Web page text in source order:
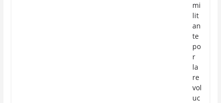
mi
lit
an
te
po
r
la
re
vol
uc